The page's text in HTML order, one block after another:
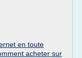
en toute
acheter sur